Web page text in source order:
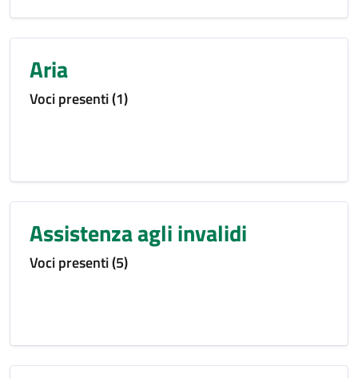
Aria
Voci presenti (1)
Assistenza agli invalidi
Voci presenti (5)